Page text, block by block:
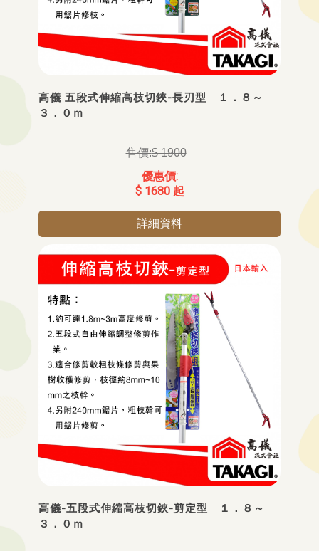
高儀 五段式伸縮高枝切鋏-長刃型 １．８～
３．０ｍ
$ 1900
$ 1680 起
詳細資料
高儀-五段式伸縮高枝切鋏-剪定型 １．８～
３．０ｍ